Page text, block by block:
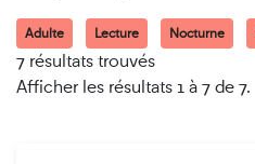
Adulte Lecture Nocturne
7 résultats trouvés
Afficher les résultats 1 à 7 de 7.